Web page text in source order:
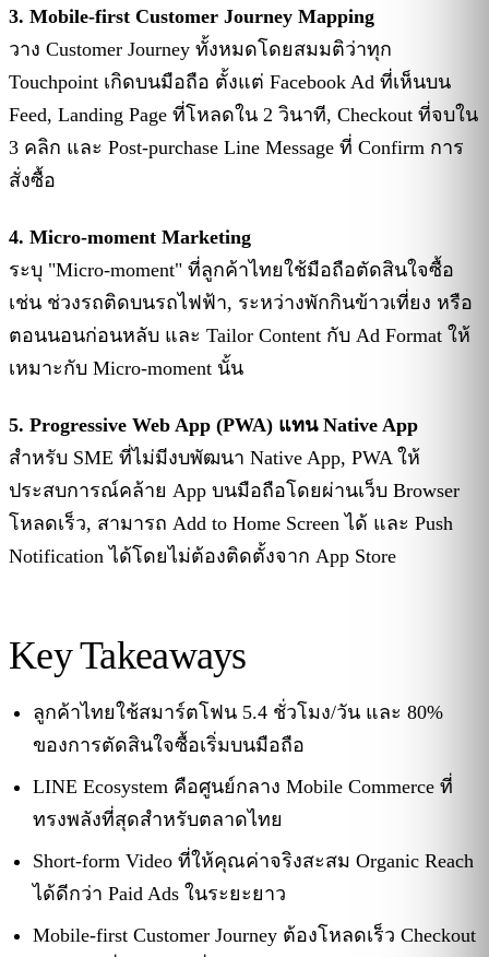
3. Mobile-first Customer Journey Mapping
วาง Customer Journey ทั้งหมดโดยสมมติว่าทุก
Touchpoint เกิดบนมือถือ ตั้งแต่ Facebook Ad ที่เห็นบน
Feed, Landing Page ที่โหลดใน 2 วินาที, Checkout ที่จบใน
3 คลิก และ Post-purchase Line Message ที่ Confirm การ
สั่งซื้อ
4. Micro-moment Marketing
ระบุ "Micro-moment" ที่ลูกค้าไทยใช้มือถือตัดสินใจซื้อ
เช่น ช่วงรถติดบนรถไฟฟ้า, ระหว่างพักกินข้าวเที่ยง หรือ
ตอนนอนก่อนหลับ และ Tailor Content กับ Ad Format ให้
เหมาะกับ Micro-moment นั้น
5. Progressive Web App (PWA) แทน Native App
สำหรับ SME ที่ไม่มีงบพัฒนา Native App, PWA ให้
ประสบการณ์คล้าย App บนมือถือโดยผ่านเว็บ Browser
โหลดเร็ว, สามารถ Add to Home Screen ได้ และ Push
Notification ได้โดยไม่ต้องติดตั้งจาก App Store
Key Takeaways
ลูกค้าไทยใช้สมาร์ตโฟน 5.4 ชั่วโมง/วัน และ 80%
ของการตัดสินใจซื้อเริ่มบนมือถือ
LINE Ecosystem คือศูนย์กลาง Mobile Commerce ที่
ทรงพลังที่สุดสำหรับตลาดไทย
Short-form Video ที่ให้คุณค่าจริงสะสม Organic Reach
ได้ดีกว่า Paid Ads ในระยะยาว
Mobile-first Customer Journey ต้องโหลดเร็ว Checkout